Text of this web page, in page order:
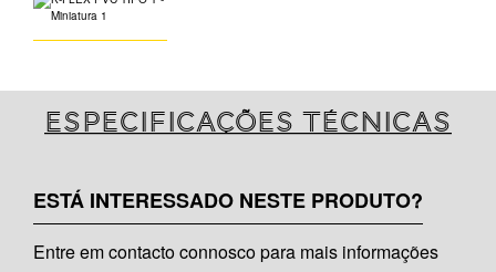
Especificações técnicas
ESTÁ INTERESSADO NESTE PRODUTO?
Entre em contacto connosco para mais informações